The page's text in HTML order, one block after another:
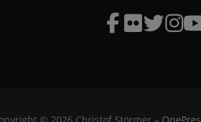
© 2026 Christof Störmer–